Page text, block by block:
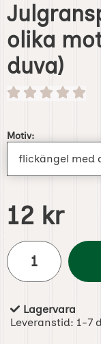
olika
duva)
Motiv:
pris
12 kr
antal
Tillgänglighet:
Lagervara
Leveranstid: 1-7